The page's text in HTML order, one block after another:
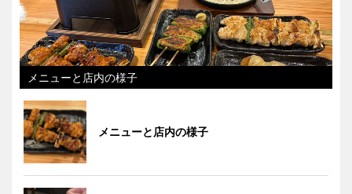
メニューと店内の様子
メニューと店内の様子